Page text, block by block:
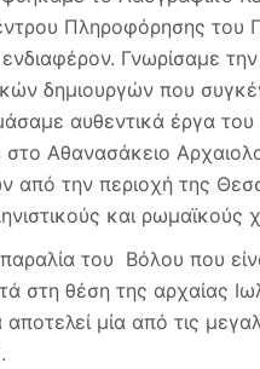
Πληροφόρησης του
ενδιαφέρον. Γνωρίσαμε
δημιουργών που
αυθεντικά έργα
στο Αθανασάκειο
από την περιοχή της
και ρωμαϊκούς
του Βόλου που
στη θέση της αρχαίας
μία από τις